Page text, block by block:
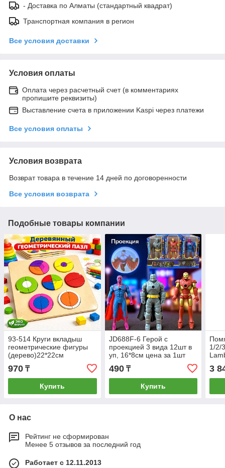
- Доставка по Алматы (стандартный квадрат)
Транспортная компания в регион
Все условия доставки
Условия оплаты
Оплата через расчетный счет (в комментариях
пропишите реквизиты)
Выставление счета в приложении Kaspi через платежи
Все условия оплаты
Условия возврата
Возврат товара в течение 14 дней по договоренности
Все условия возврата
Подобные товары компании
93-514 Круги вкладыш
геометрические фигуры
(дерево)22*22см
970 ₸
Купить
JD688F-6 Герой с
проекцией 3 вида 12шт в
уп, 16*8см цена за 1шт
490₸
Купить
1/2/
3
О нас
Рейтинг не сформирован
Менее 5 отзывов за последний год
Работает с 12.11.2013